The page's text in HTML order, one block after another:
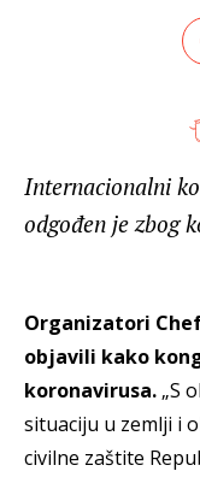
Internacionalni
odgođen je zbog
Organizatori
objavili kako
koronavirusa. „S
situaciju u zemlji i
civilne zaštite